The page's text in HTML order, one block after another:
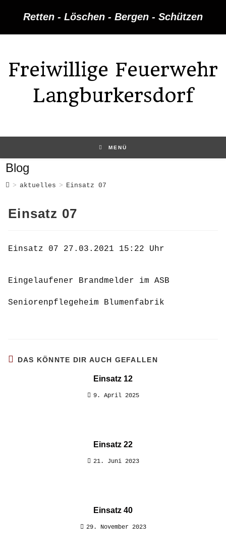
Retten - Löschen - Bergen - Schützen
Freiwillige Feuerwehr
Langburkersdorf
MENÜ
Blog
> aktuelles > Einsatz 07
Einsatz 07
Einsatz 07 27.03.2021 15:22 Uhr
Eingelaufener Brandmelder im ASB
Seniorenpflegeheim Blumenfabrik
DAS KÖNNTE DIR AUCH GEFALLEN
Einsatz 12
9. April 2025
Einsatz 22
21. Juni 2023
Einsatz 40
29. November 2023